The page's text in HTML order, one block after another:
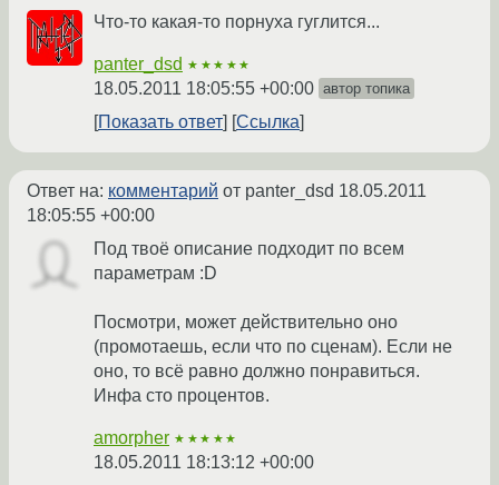
Что-то какая-то порнуха гуглится...
panter_dsd ★★★★★
18.05.2011 18:05:55 +00:00 автор топика
Показать ответ Ссылка
Ответ на: комментарий от panter_dsd 18.05.2011
18:05:55 +00:00
Под твоё описание подходит по всем
параметрам :D
Посмотри, может действительно оно
(промотаешь, если что по сценам). Если не
оно, то всё равно должно понравиться.
Инфа сто процентов.
amorpher ★★★★★
18.05.2011 18:13:12 +00:00